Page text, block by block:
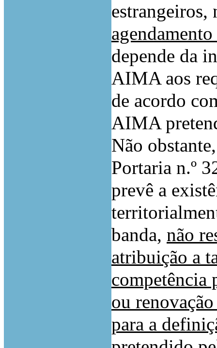
estrangeiros,
depende da
AIMA aos
de acordo
AIMA
Não
Portaria n.º
prevê a
banda, não
atribuição a
competência
ou
para a